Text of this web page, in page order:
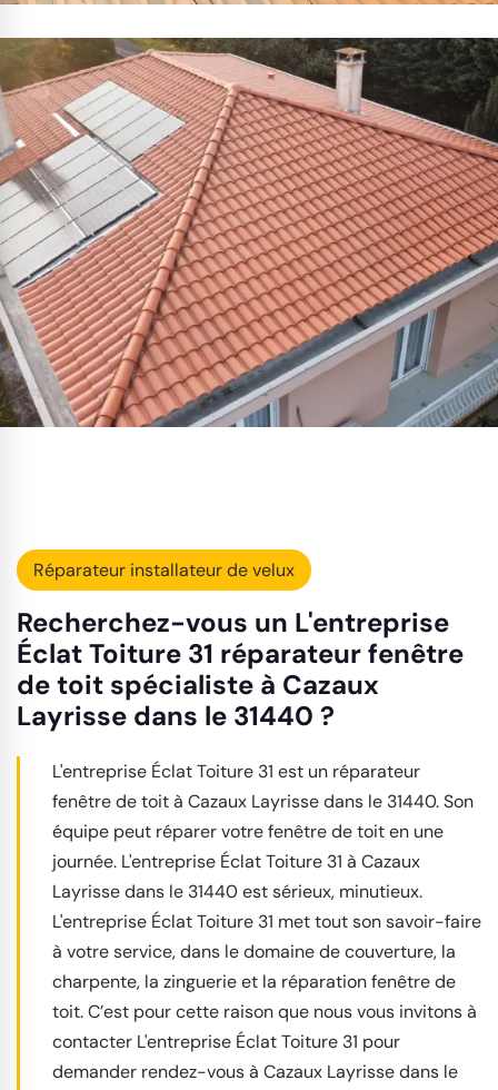
Réparateur installateur de velux
Recherchez-vous un L'entreprise
Éclat Toiture 31 réparateur fenêtre
de toit spécialiste à Cazaux
Layrisse dans le 31440 ?
L'entreprise Éclat Toiture 31 est un réparateur
fenêtre de toit à Cazaux Layrisse dans le 31440. Son
équipe peut réparer votre fenêtre de toit en une
journée. L'entreprise Éclat Toiture 31 à Cazaux
Layrisse dans le 31440 est sérieux, minutieux.
L'entreprise Éclat Toiture 31 met tout son savoir-faire
à votre service, dans le domaine de couverture, la
charpente, la zinguerie et la réparation fenêtre de
toit. C’est pour cette raison que nous vous invitons à
contacter L'entreprise Éclat Toiture 31 pour
demander rendez-vous à Cazaux Layrisse dans le